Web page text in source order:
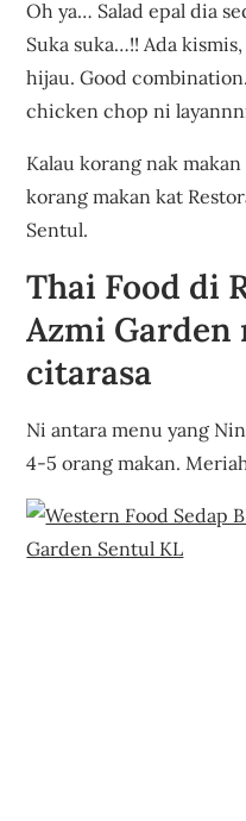
Oh ya… Salad epal dia
Suka suka…!! Ada
hijau. Good
chicken chop ni
Kalau korang nak
korang makan kat
Sentul.
Thai Food di
Azmi Garden
citarasa
Ni antara menu yang
4-5 orang makan.